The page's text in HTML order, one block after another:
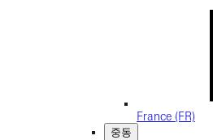
France (FR)
중동